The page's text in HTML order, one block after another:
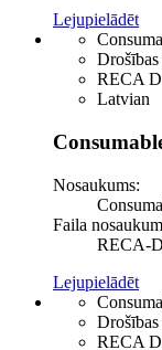
Lejupielādēt
RECA
Latvian
Nosaukums:
Faila
RECA-
Lejupielādēt
RECA